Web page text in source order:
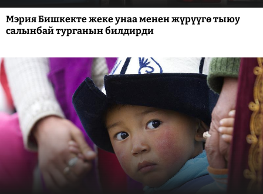
Мэрия Бишкекте жеке унаа менен жүрүүгө тыюу
салынбай турганын билдирди